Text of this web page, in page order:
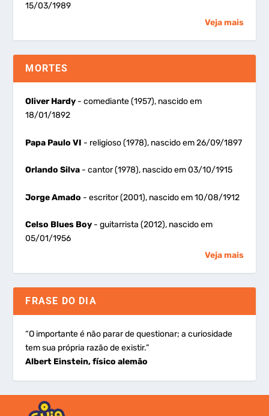
15/03/1989
Veja mais
MORTES
Oliver Hardy - comediante (1957), nascido em
18/01/1892
Papa Paulo VI - religioso (1978), nascido em 26/09/1897
Orlando Silva - cantor (1978), nascido em 03/10/1915
Jorge Amado - escritor (2001), nascido em 10/08/1912
Celso Blues Boy - guitarrista (2012), nascido em
05/01/1956
Veja mais
FRASE DO DIA
“O importante é não parar de questionar; a curiosidade
tem sua própria razão de existir.”
Albert Einstein, físico alemão